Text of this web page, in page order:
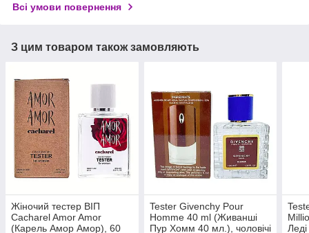
Всі умови повернення
З цим товаром також замовляють
Жіночий тестер ВІП
Cacharel Amor Amor
(Карель Амор Амор), 60
Tester Givenchy Pour
Homme 40 ml (Живанші
Пур Хомм 40 мл.), чоловічі